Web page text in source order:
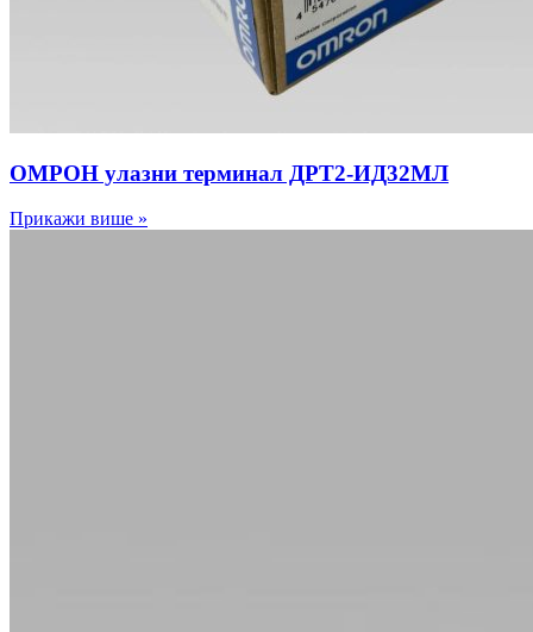
ОМРОН улазни терминал ДРТ2-ИД32МЛ
Прикажи више »